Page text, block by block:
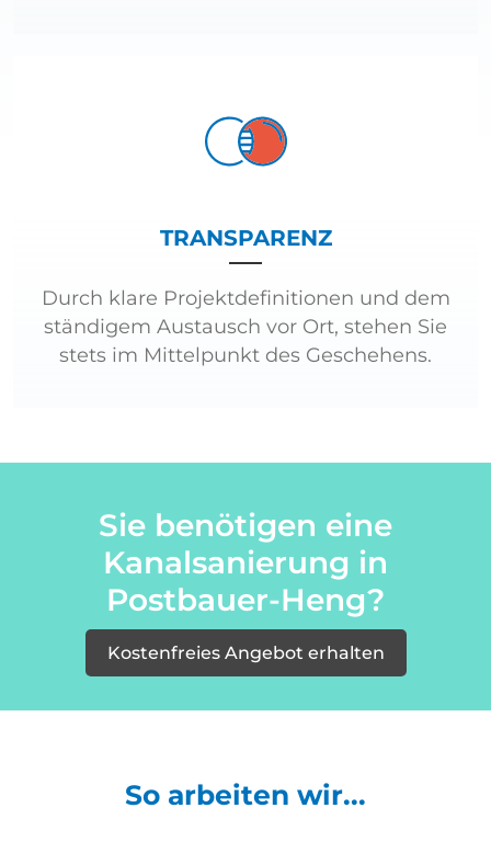
TRANSPARENZ
Durch klare Projektdefinitionen und dem
ständigem Austausch vor Ort, stehen Sie
stets im Mittelpunkt des Geschehens.
Sie benötigen eine
Kanalsanierung in
Postbauer-Heng?
Kostenfreies Angebot erhalten
So arbeiten wir...